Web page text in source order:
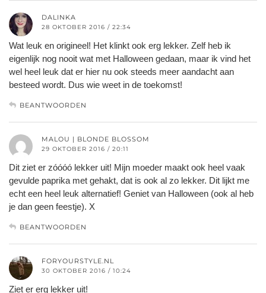
DALINKA
28 OKTOBER 2016 / 22:34
Wat leuk en origineel! Het klinkt ook erg lekker. Zelf heb ik
eigenlijk nog nooit wat met Halloween gedaan, maar ik vind het
wel heel leuk dat er hier nu ook steeds meer aandacht aan
besteed wordt. Dus wie weet in de toekomst!
BEANTWOORDEN
MALOU | BLONDE BLOSSOM
29 OKTOBER 2016 / 20:11
Dit ziet er zóóóó lekker uit! Mijn moeder maakt ook heel vaak
gevulde paprika met gehakt, dat is ook al zo lekker. Dit lijkt me
echt een heel leuk alternatief! Geniet van Halloween (ook al heb
je dan geen feestje). X
BEANTWOORDEN
FORYOURSTYLE.NL
30 OKTOBER 2016 / 10:24
Ziet er erg lekker uit!